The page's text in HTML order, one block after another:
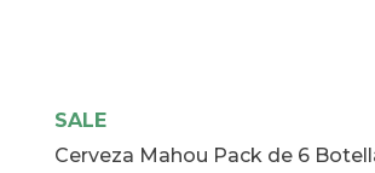
SALE
Cerveza Mahou Pack de 6